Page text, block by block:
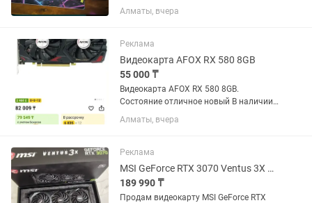
Процессор: AMD Ryzen 5 3600 до
4.20GHz 6C/12Th Потоков
K, Soket AM4 Оперативная память:
(ОЗУ):...
Алматы, вчера
Реклама
Видеокарта AFOX RX 580 8GB
55 000 ₸
Видеокарта AFOX RX 580 8GB.
Состояние отличное новый В наличии
5 штук. Подходит для игр, работы и
сборки ПК. Перед покупкой можно
Возможна продажа как поштучно, так
и...
Алматы, вчера
Реклама
MSI GeForce RTX 3070 Ventus 3X OC 8GB Полный комплект
189 990 ₸
Продам видеокарту MSI GeForce RTX